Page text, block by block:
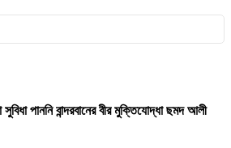
পাননি বান্দরবানের বীর মুক্তিযোদ্ধা ছমদ আলী